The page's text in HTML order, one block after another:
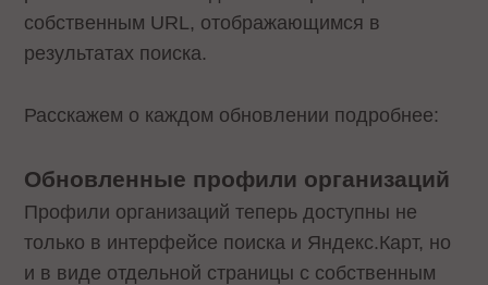
собственным URL, отображающимся в
результатах поиска.
Расскажем о каждом обновлении подробнее:
Обновленные профили организаций
Профили организаций теперь доступны не
только в интерфейсе поиска и Яндекс.Карт, но
и в виде отдельной страницы с собственным